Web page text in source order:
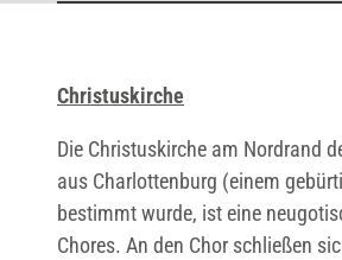
Christuskirche
Die Christuskirche am Nordrand
aus Charlottenburg (einem
bestimmt wurde, ist eine
Chores. An den Chor schließen